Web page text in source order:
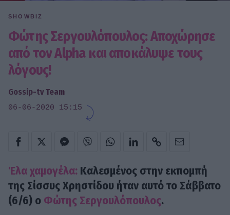
SHOWBIZ
Φώτης Σεργουλόπουλος: Αποχώρησε
από τον Alpha και αποκάλυψε τους
λόγους!
Gossip-tv Team
06-06-2020 15:15
Έλα χαμογέλα: Καλεσμένος στην εκπομπή
της Σίσσυς Χρηστίδου ήταν αυτό το Σάββατο
(6/6) ο Φώτης Σεργουλόπουλος.